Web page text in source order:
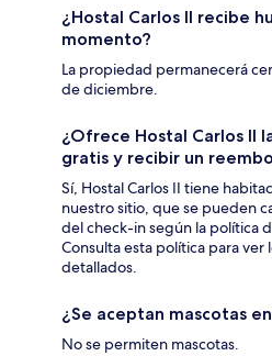
¿Hostal Carlos II recibe
momento?
La propiedad permanecerá
de diciembre.
¿Ofrece Hostal Carlos II
gratis y recibir un
Sí, Hostal Carlos II tiene
nuestro sitio, que se pueden
del check-in según la política
Consulta esta política para
detallados.
¿Se aceptan mascotas
No se permiten mascotas.